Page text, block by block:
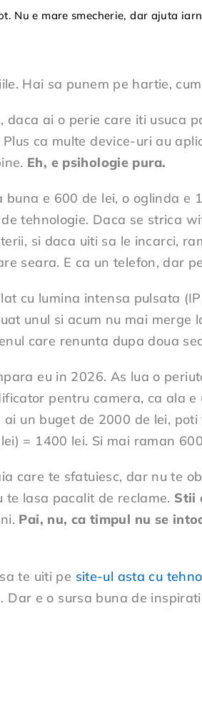
Nu e mare smecherie, dar ajuta
Hai sa punem pe hartie,
ai o perie care iti usuca
ca multe device-uri au
Eh, e psihologie pura.
buna e 600 de lei, o oglinda
tehnologie. Daca se strica
si daca uiti sa le incarci,
seara. E ca un telefon, dar
cu lumina intensa pulsata
unul si acum nu mai
care renunta dupa doua
eu in 2026. As lua o
pentru camera, ca ala e
ai un buget de 2000 de lei,
= 1400 lei. Si mai raman
care te sfatuiesc, dar nu te
lasa pacalit de reclame. Stii
Pai, nu, ca timpul nu se
te uiti pe site-ul asta cu
Dar e o sursa buna de